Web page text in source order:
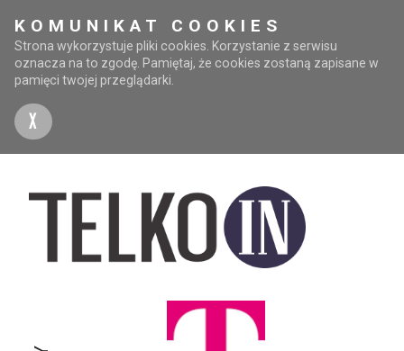
KOMUNIKAT COOKIES
Strona wykorzystuje pliki cookies. Korzystanie z serwisu
oznacza na to zgodę. Pamiętaj, że cookies zostaną zapisane w
pamięci twojej przeglądarki.
X